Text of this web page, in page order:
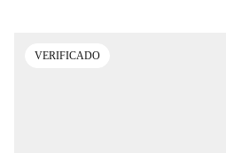
VERIFICADO